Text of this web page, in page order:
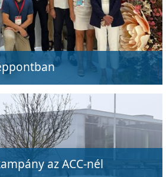
az ACC-nél